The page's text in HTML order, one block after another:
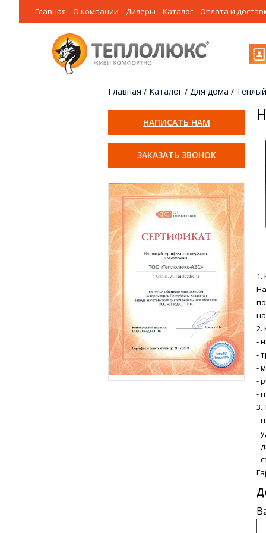
Главная О компании Дилеры Каталог Оплата и
НАПИСАТЬ НАМ
ЗАКАЗАТЬ ЗВОНОК
Главная / Каталог / Для дома /
1.
2.
-
-
-
-
-
3.
-
-
-
-